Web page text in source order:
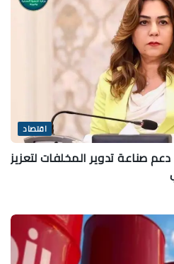
اقتصاد
دعم صناعة تدوير المخلفات لتعزيز